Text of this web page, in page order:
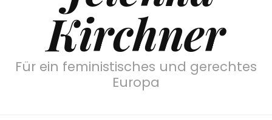
Kirchner
Für ein feministisches und gerechtes
Europa